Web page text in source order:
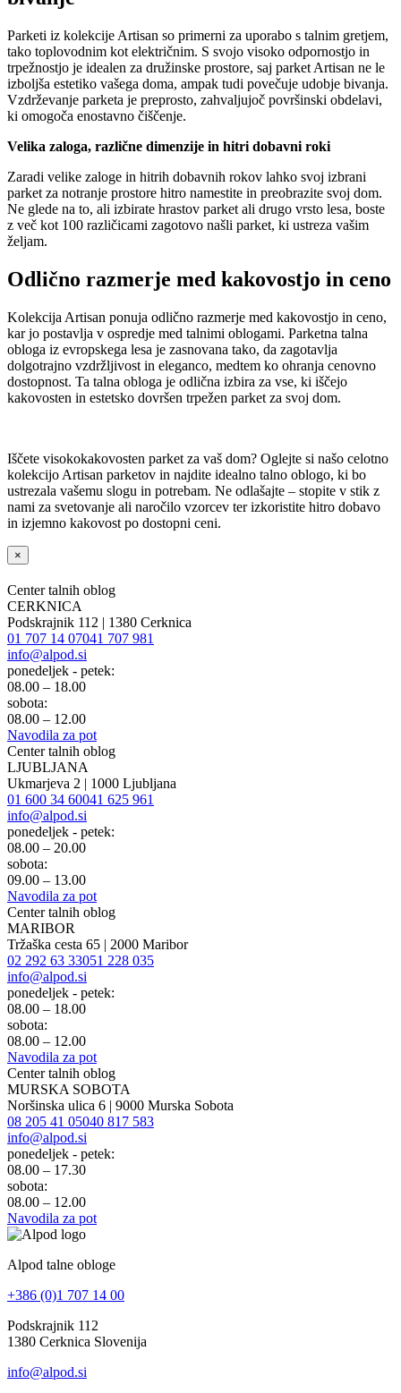
Parketi iz kolekcije Artisan so primerni za uporabo s talnim gretjem,
tako toplovodnim kot električnim. S svojo visoko odpornostjo in
trpežnostjo je idealen za družinske prostore, saj parket Artisan ne le
izboljša estetiko vašega doma, ampak tudi povečuje udobje bivanja.
Vzdrževanje parketa je preprosto, zahvaljujoč površinski obdelavi,
ki omogoča enostavno čiščenje.
Velika zaloga, različne dimenzije in hitri dobavni roki
Zaradi velike zaloge in hitrih dobavnih rokov lahko svoj izbrani
parket za notranje prostore hitro namestite in preobrazite svoj dom.
Ne glede na to, ali izbirate hrastov parket ali drugo vrsto lesa, boste
z več kot 100 različicami zagotovo našli parket, ki ustreza vašim
željam.
Odlično razmerje med kakovostjo in ceno
Kolekcija Artisan ponuja odlično razmerje med kakovostjo in ceno,
kar jo postavlja v ospredje med talnimi oblogami. Parketna talna
obloga iz evropskega lesa je zasnovana tako, da zagotavlja
dolgotrajno vzdržljivost in eleganco, medtem ko ohranja cenovno
dostopnost. Ta talna obloga je odlična izbira za vse, ki iščejo
kakovosten in estetsko dovršen trpežen parket za svoj dom.
Iščete visokokakovosten parket za vaš dom? Oglejte si našo celotno
kolekcijo Artisan parketov in najdite idealno talno oblogo, ki bo
ustrezala vašemu slogu in potrebam. Ne odlašajte – stopite v stik z
nami za svetovanje ali naročilo vzorcev ter izkoristite hitro dobavo
in izjemno kakovost po dostopni ceni.
×
Center talnih oblog
CERKNICA
Podskrajnik 112 | 1380 Cerknica
01 707 14 07041 707 981
info@alpod.si
ponedeljek - petek:
08.00 – 18.00
sobota:
08.00 – 12.00
Navodila za pot
Center talnih oblog
LJUBLJANA
Ukmarjeva 2 | 1000 Ljubljana
01 600 34 60041 625 961
info@alpod.si
ponedeljek - petek:
08.00 – 20.00
sobota:
09.00 – 13.00
Navodila za pot
Center talnih oblog
MARIBOR
Tržaška cesta 65 | 2000 Maribor
02 292 63 33051 228 035
info@alpod.si
ponedeljek - petek:
08.00 – 18.00
sobota:
08.00 – 12.00
Navodila za pot
Center talnih oblog
MURSKA SOBOTA
Noršinska ulica 6 | 9000 Murska Sobota
08 205 41 05040 817 583
info@alpod.si
ponedeljek - petek:
08.00 – 17.30
sobota:
08.00 – 12.00
Navodila za pot
Alpod talne obloge
+386 (0)1 707 14 00
Podskrajnik 112
1380 Cerknica Slovenija
info@alpod.si